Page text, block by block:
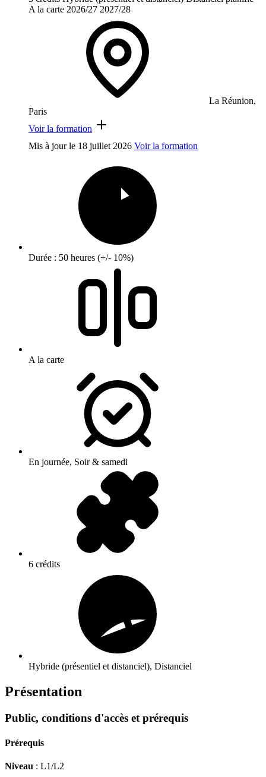
A la carte 2026/27 2027/28
La Réunion,
Paris
Voir la formation
Mis à jour le 18 juillet 2026 Voir la formation
Durée : 50 heures (+/- 10%)
A la carte
En journée, Soir & samedi
6 crédits
Hybride (présentiel et distanciel), Distanciel
Présentation
Public, conditions d'accès et prérequis
Prérequis
Niveau : L1/L2